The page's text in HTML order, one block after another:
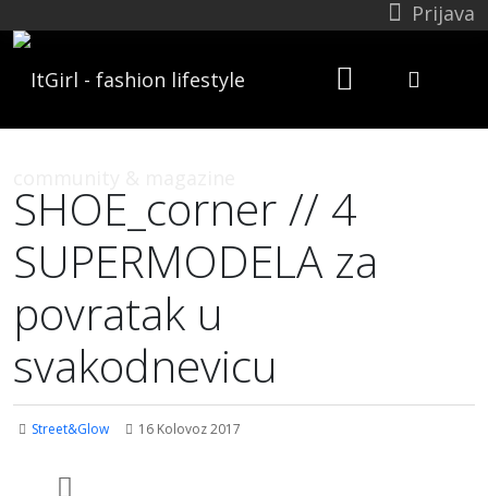
Prijava
SHOE_corner // 4
SUPERMODELA za
povratak u
svakodnevicu
Street&Glow 16 Kolovoz 2017